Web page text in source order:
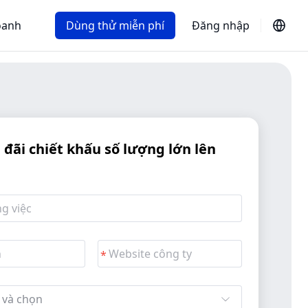
Dùng thử miễn phí Đăng nhập
chiết khấu số lượng lớn lên
chọn